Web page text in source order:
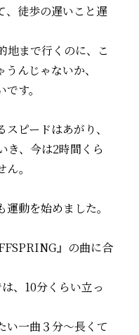
、徒歩の遅いこと遅
地まで行くのに、こ
んじゃないか、
す。
ピードはあがり、
き、今は2時間くら
。
動を始めました。
』の曲に合
、10分くらい立っ
一曲３分～長くて